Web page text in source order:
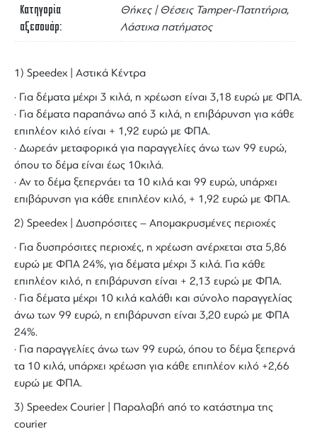
Κατηγορία
αξεσουάρ
Θήκες | Θέσεις Tamper-Πατητήρια,
Λάστιχα πατήματος
1) Speedex | Αστικά Κέντρα
· Για δέματα μέχρι 3 κιλά, η χρέωση είναι 3,18 ευρώ με ΦΠΑ.
· Για δέματα παραπάνω από 3 κιλά, η επιβάρυνση για κάθε
επιπλέον κιλό είναι + 1,92 ευρώ με ΦΠΑ.
· Δωρεάν μεταφορικά για παραγγελίες άνω των 99 ευρώ,
όπου το δέμα είναι έως 10κιλά.
· Αν το δέμα ξεπερνάει τα 10 κιλά και 99 ευρώ, υπάρχει
επιβάρυνση για κάθε επιπλέον κιλό, + 1,92 ευρώ με ΦΠΑ.
2) Speedex | Δυσπρόσιτες – Απομακρυσμένες περιοχές
· Για δυσπρόσιτες περιοχές, η χρέωση ανέρχεται στα 5,86
ευρώ με ΦΠΑ 24%, για δέματα μέχρι 3 κιλά. Για κάθε
επιπλέον κιλό, η επιβάρυνση είναι + 2,13 ευρώ με ΦΠΑ.
· Για δέματα μέχρι 10 κιλά καλάθι και σύνολο παραγγελίας
άνω των 99 ευρώ, η επιβάρυνση είναι 3,20 ευρώ με ΦΠΑ
24%.
· Για παραγγελίες άνω των 99 ευρώ, όπου το δέμα ξεπερνά
τα 10 κιλά, υπάρχει χρέωση για κάθε επιπλέον κιλό +2,66
ευρώ με ΦΠΑ.
3) Speedex Courier | Παραλαβή από το κατάστημα της
courier